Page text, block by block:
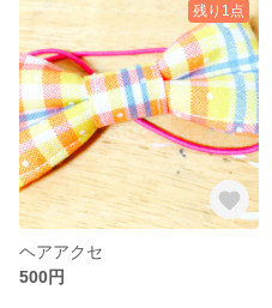
残り1点
ヘアアクセ
500円